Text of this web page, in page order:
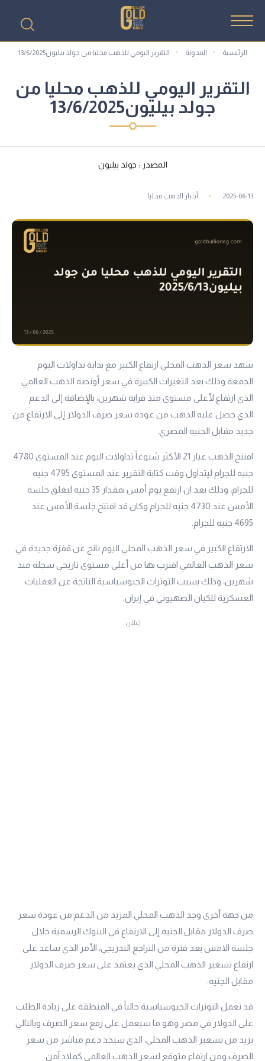
الرئيسية المدونة التقرير اليومي للذهب محليا من جولد بيليون13/6/2025
التقرير اليومي للذهب محليا من
جولد بيليون13/6/2025
المصدر : جولد بيليون
2025-06-13 أخبار الذهب محليا
شهد سعر الذهب المحلي ارتفاع الكبير مع بداية تداولات اليوم
الجمعة وذلك بعد التغيرات الكبيرة في سعر أونصة الذهب العالمي
الذي ارتفاع لأعلى مستوى منذ قرابة شهرين، بالإضافة إلى الدعم
الذي حصل عليه الذهب من عودة سعر صرف الدولار إلى الارتفاع من
جديد مقابل الجنيه المصري.
افتتح الذهب عيار 21
الأكثر شيوعاً تداولات اليوم عند المستوى 4780
جنيه للجرام ليتداول وقت كتابة التقرير عند المستوى 4795 جنيه
للجرام، وذلك بعد ان ارتفع يوم أمس بمقدار 35 جنيه ليغلق جلسة
الأمس عند 4730 جنيه للجرام وكان قد افتتح جلسة الأمس عند
4695 جنيه للجرام.
الارتفاع الكبير في سعر الذهب المحلي اليوم ناتج عن قفزة جديدة في
سعر الذهب العالمي اقترب بها من أعلى مستوى تاريخي سجله منذ
شهرين، وذلك بسبب التوترات الجيوسياسية الناتجة عن العمليات
العسكرية للكيان الصهيوني في إيران.
إعلان
من جهة أخرى وجد الذهب المحلي المزيد من الدعم من عودة سعر
صرف الدولار مقابل الجنيه إلى الارتفاع في البنوك الرسمية خلال
جلسة الامس بعد فترة من التراجع التدريجي، الأمر الذي ساعد على
ارتفاع تسعير الذهب المحلي الذي يعتمد على سعر صرف الدولار
مقابل الجنيه.
قد تعمل التوترات الجيوسياسية حالياً في المنطقة على زيادة الطلب
على الدولار في مصر وهو ما سيعمل على رفع سعر الصرف وبالتالي
يزيد من تسعير الذهب المحلي، الذي سيجد دعم مباشر من سعر
الصرف ومن ارتفاع متوقع لسعر الذهب العالمي كملاذ آمن.